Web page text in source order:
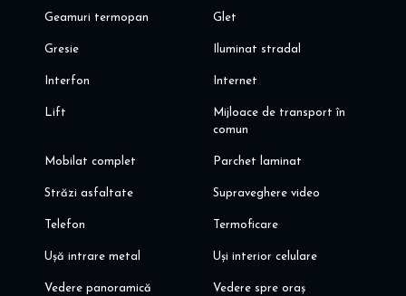
Geamuri termopan Glet
Gresie Iluminat stradal
Interfon Internet
Lift
Mijloace de transport în
comun
Mobilat complet Parchet laminat
Străzi asfaltate Supraveghere video
Telefon Termoficare
Ușă intrare metal Uși interior celulare
Vedere panoramică Vedere spre oraș